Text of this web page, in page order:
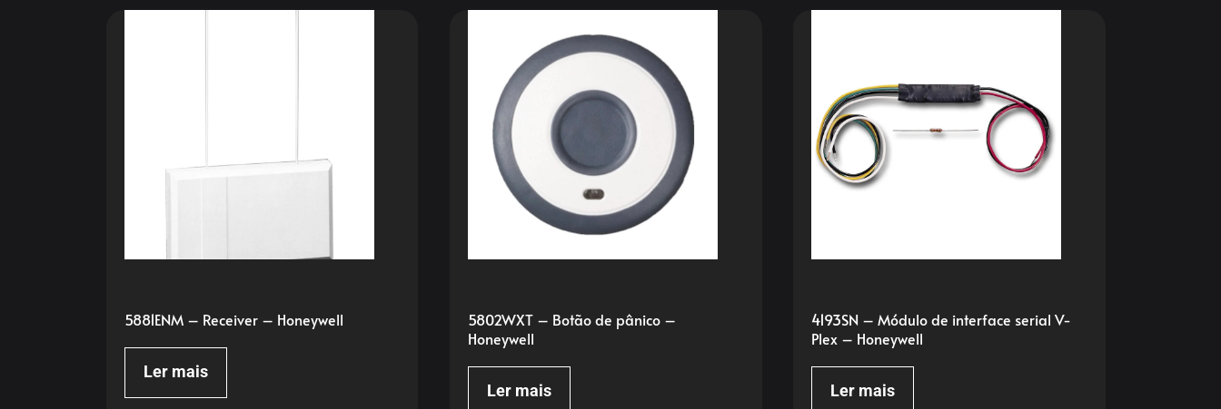
5881ENM – Receiver – Honeywell
Ler mais
5802WXT – Botão de pânico –
Honeywell
Ler mais
4193SN – Módulo de interface serial V-
Plex – Honeywell
Ler mais